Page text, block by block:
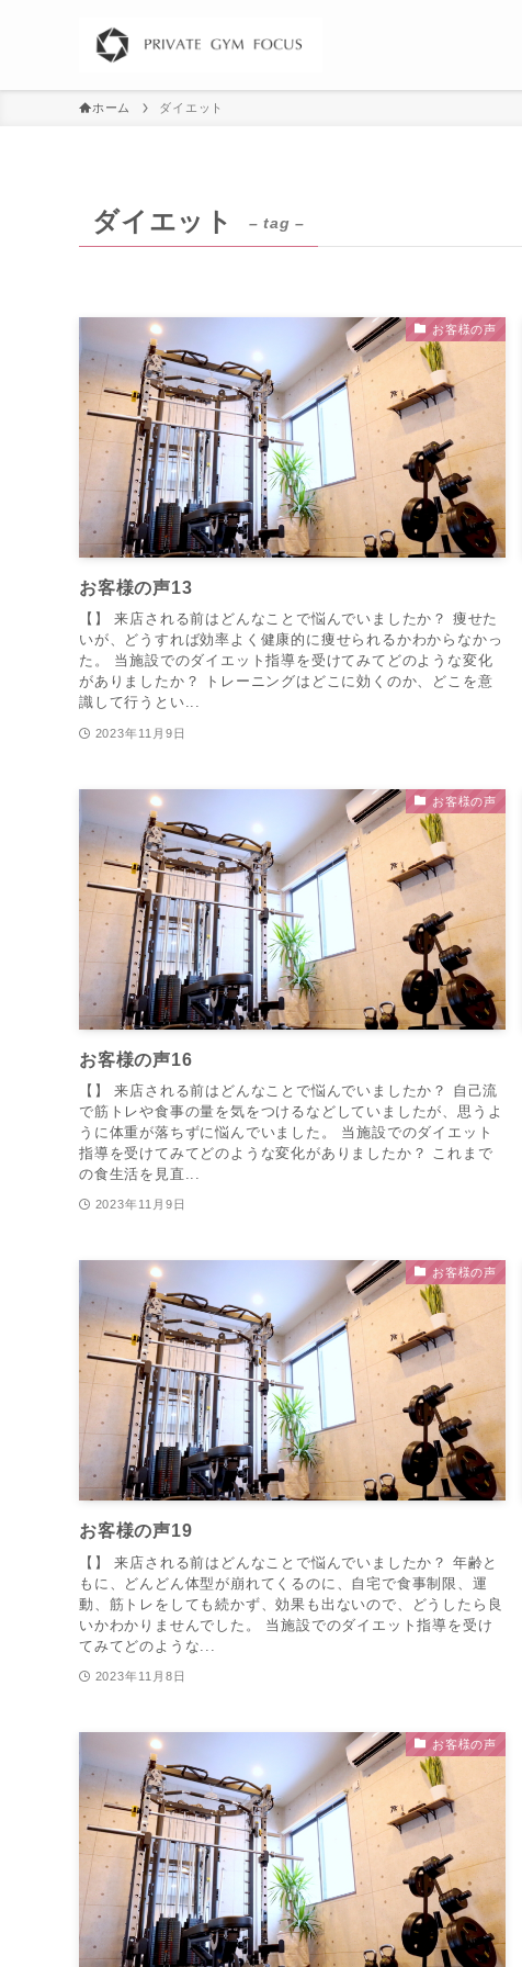
ホーム ダイエット
ダイエット – tag –
お客様の声
お客様の声13
【】 来店される前はどんなことで悩んでいましたか？ 痩せた
いが、どうすれば効率よく健康的に痩せられるかわからなかっ
た。 当施設でのダイエット指導を受けてみてどのような変化
がありましたか？ トレーニングはどこに効くのか、どこを意
識して行うとい...
2023年11月9日
お客様の声
お客様の声16
【】 来店される前はどんなことで悩んでいましたか？ 自己流
で筋トレや食事の量を気をつけるなどしていましたが、思うよ
うに体重が落ちずに悩んでいました。 当施設でのダイエット
指導を受けてみてどのような変化がありましたか？ これまで
の食生活を見直...
2023年11月9日
お客様の声
お客様の声19
【】 来店される前はどんなことで悩んでいましたか？ 年齢と
もに、どんどん体型が崩れてくるのに、自宅で食事制限、運
動、筋トレをしても続かず、効果も出ないので、どうしたら良
いかわかりませんでした。 当施設でのダイエット指導を受け
てみてどのような...
2023年11月8日
お客様の声